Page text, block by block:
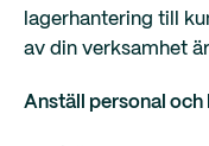
lagerhantering till
av din verksamhet
Anställ personal och